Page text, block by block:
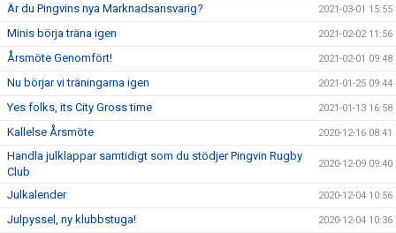
Är du Pingvins nya Marknadsansvarig? 2021-03-01 15:55
Minis börja träna igen 2021-02-02 11:56
Årsmöte Genomfört! 2021-02-01 09:48
Nu börjar vi träningarna igen 2021-01-25 09:44
Yes folks, its City Gross time 2021-01-13 16:58
Kallelse Årsmöte 2020-12-16 08:41
Handla julklappar samtidigt som du stödjer Pingvin Rugby
Club
2020-12-09 09:40
Julkalender 2020-12-04 10:56
Julpyssel, ny klubbstuga! 2020-12-04 10:36